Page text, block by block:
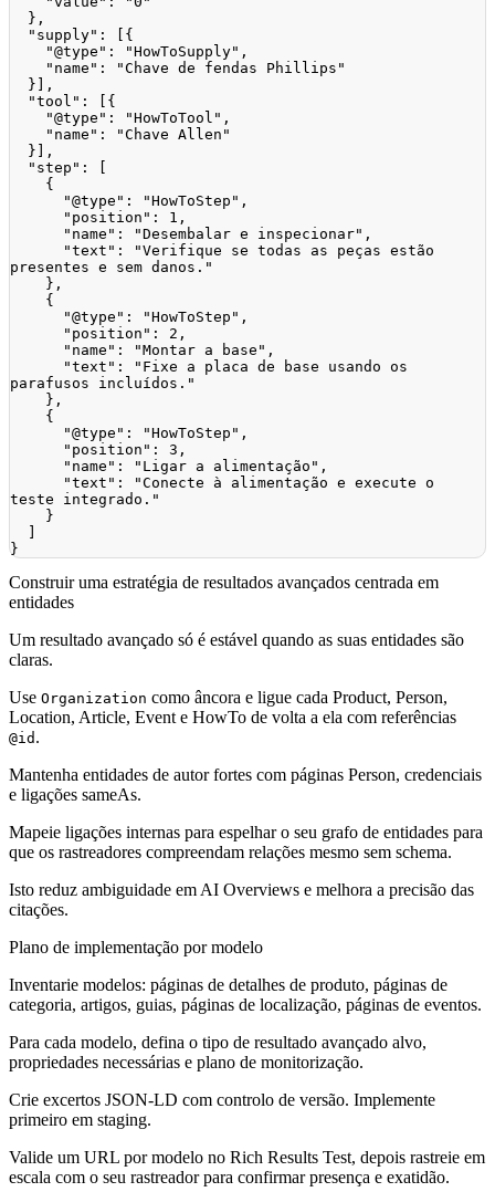
} ,
"supply" :
{
"@type" : "HowToSupply" ,
"name" :
"Chave de fendas Phillips"
}
,
"tool" :
{
"@type" : "HowToTool" ,
"name" :
"Chave Allen"
}
,
"step" :
{
"@type" : "HowToStep" ,
"position" : 1 ,
"name" : "Desembalar e inspecionar" ,
"text" :
"Verifique se todas as peças estão
presentes e sem danos."
} ,
{
"@type" : "HowToStep" ,
"position" : 2 ,
"name" : "Montar a base" ,
"text" :
"Fixe a placa de base usando os
parafusos incluídos."
} ,
{
"@type" : "HowToStep" ,
"position" : 3 ,
"name" : "Ligar a alimentação" ,
"text" :
"Conecte à alimentação e execute o
teste integrado."
}
}
Construir uma estratégia de resultados avançados centrada em
entidades
Um resultado avançado só é estável quando as suas entidades são
claras.
Use Organization como âncora e ligue cada Product, Person,
Location, Article, Event e HowTo de volta a ela com referências
@id .
Mantenha entidades de autor fortes com páginas Person, credenciais
e ligações sameAs.
Mapeie ligações internas para espelhar o seu grafo de entidades para
que os rastreadores compreendam relações mesmo sem schema.
Isto reduz ambiguidade em AI Overviews e melhora a precisão das
citações.
Plano de implementação por modelo
Inventarie modelos: páginas de detalhes de produto, páginas de
categoria, artigos, guias, páginas de localização, páginas de eventos.
Para cada modelo, defina o tipo de resultado avançado alvo,
propriedades necessárias e plano de monitorização.
Crie excertos JSON-LD com controlo de versão. Implemente
primeiro em staging.
Valide um URL por modelo no Rich Results Test, depois rastreie em
escala com o seu rastreador para confirmar presença e exatidão.